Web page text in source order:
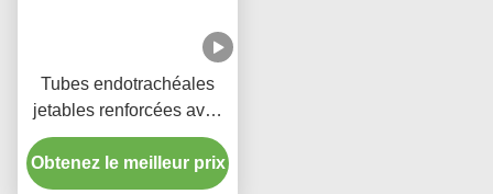
Tubes endotrachéales
jetables renforcées avec
port d'aspiration micro-
mince menotté en PU
Obtenez le meilleur prix